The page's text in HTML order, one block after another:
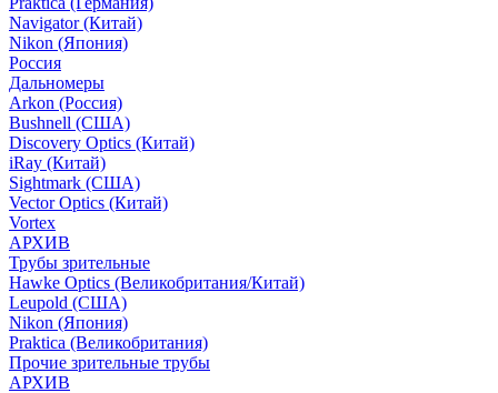
Navigator (Китай)
Nikon (Япония)
Россия
Дальномеры
Arkon (Россия)
Bushnell (США)
Discovery Optics (Китай)
iRay (Китай)
Sightmark (США)
Vector Optics (Китай)
Vortex
АРХИВ
Трубы зрительные
Hawke Optics (Великобритания/Китай)
Leupold (США)
Nikon (Япония)
Praktica (Великобритания)
Прочие зрительные трубы
АРХИВ